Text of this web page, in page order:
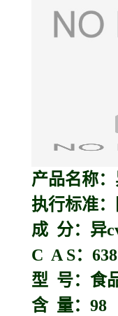
产品名称
执行标准
成 分：异
C A S：
型 号：食
含 量：98